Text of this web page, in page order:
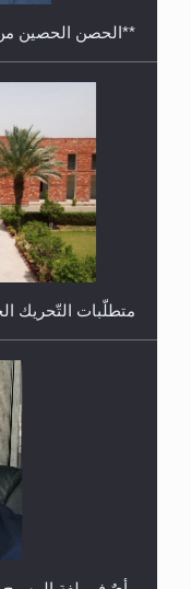
متطلَّبات التّحريك
رأيٌ في لغة المسيح